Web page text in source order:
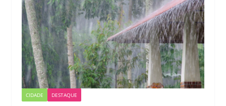
CIDADE DESTAQUE